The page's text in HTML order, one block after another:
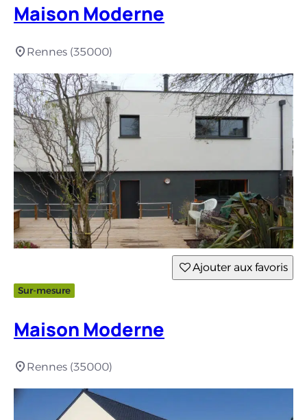
Maison Moderne
Rennes (35000)
Ajouter aux favoris
Sur-mesure
Maison Moderne
Rennes (35000)